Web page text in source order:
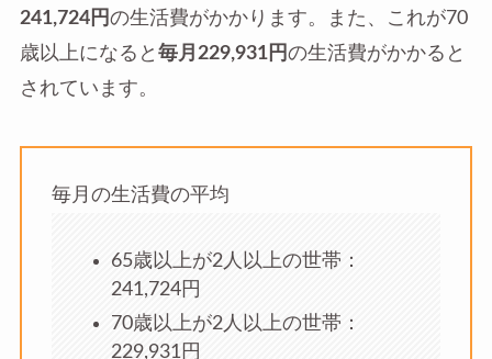
241,724円の生活費がかかります。また、これが70
歳以上になると 毎月229,931円の生活費がかかると
されています。
毎月の生活費の平均
65歳以上が2人以上の世帯：
241,724円
70歳以上が2人以上の世帯：
229,931円